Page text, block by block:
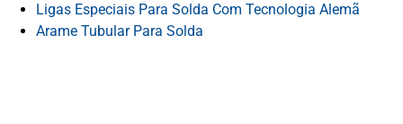
Ligas Especiais Para Solda Com Tecnologia Alemã
Arame Tubular Para Solda